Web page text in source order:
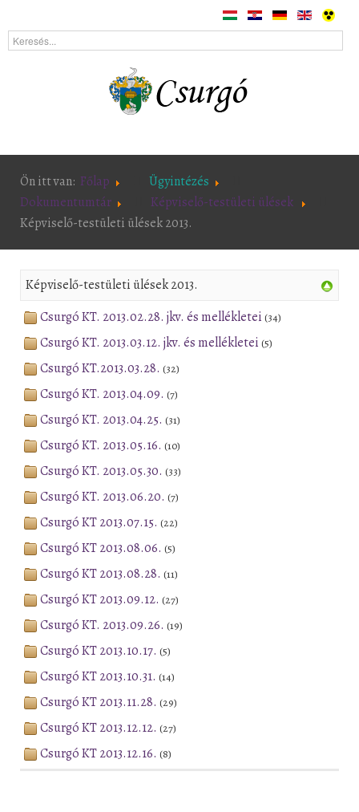
Ön itt van: Főlap
Ügyintézés
Dokumentumtár
Képviselő-testületi ülések
Képviselő-testületi ülések 2013.
Képviselő-testületi ülések 2013.
Csurgó KT. 2013.02.28. jkv. és mellékletei (34)
Csurgó KT. 2013.03.12. jkv. és mellékletei (5)
Csurgó KT.2013.03.28. (32)
Csurgó KT. 2013.04.09. (7)
Csurgó KT. 2013.04.25. (31)
Csurgó KT. 2013.05.16. (10)
Csurgó KT. 2013.05.30. (33)
Csurgó KT. 2013.06.20. (7)
Csurgó KT 2013.07.15. (22)
Csurgó KT 2013.08.06. (5)
Csurgó KT 2013.08.28. (11)
Csurgó KT 2013.09.12. (27)
Csurgó KT. 2013.09.26. (19)
Csurgó KT 2013.10.17. (5)
Csurgó KT 2013.10.31. (14)
Csurgó KT 2013.11.28. (29)
Csurgó KT 2013.12.12. (27)
Csurgó KT 2013.12.16. (8)